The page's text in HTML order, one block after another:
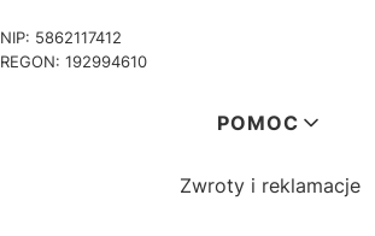
NIP: 5862117412
REGON: 192994610
POMOC
Zwroty i reklamacje